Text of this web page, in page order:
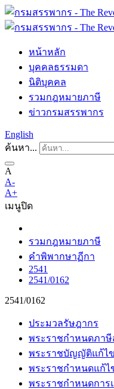
หน้าหลัก
บุคคลธรรมดา
นิติบุคคล
รวมกฎหมายภาษี
ข่าวกรมสรรพากร
English
ค้นหา...
A
A-
A+
เมนูปิด
รวมกฎหมายภาษี
คำพิพากษาฏีกา
2541
2541/0162
2541/0162
ประมวลรัษฎากร
พระราชกำหนดภาษี
พระราชบัญญัติแก้ไ
พระราชกำหนดแก้ไ
พระราชกำหนดการ